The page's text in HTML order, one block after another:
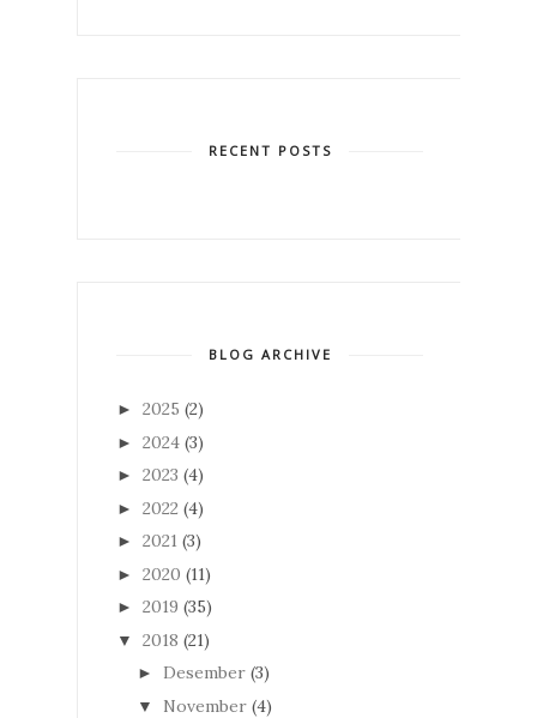
RECENT POSTS
BLOG ARCHIVE
► 2025 (2)
► 2024 (3)
► 2023 (4)
► 2022 (4)
► 2021 (3)
► 2020 (11)
► 2019 (35)
▼ 2018 (21)
► Desember (3)
▼ November (4)